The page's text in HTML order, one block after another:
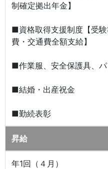
制確定拠出年金】
■資格取得支援制度【受
費・交通費全額支給】
■作業服、安全保護具、
■結婚・出産祝金
■勤続表彰
昇給
年1回（４月）